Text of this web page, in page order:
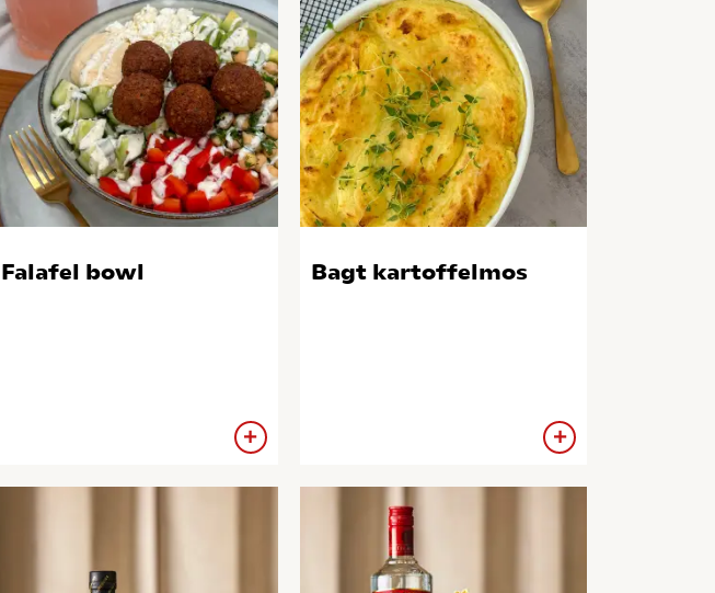
Falafel bowl Bagt kartoffelmos